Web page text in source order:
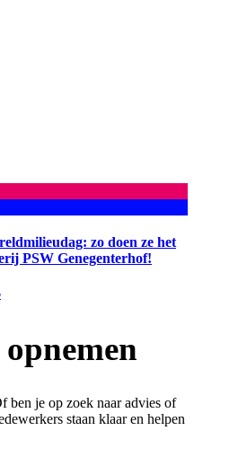
zo doen ze het
PSW Genegenterhof!
ben je op zoek naar advies of
staan klaar en helpen